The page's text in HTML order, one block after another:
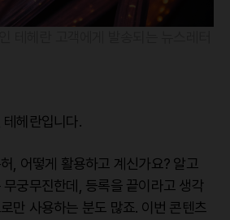
헤란입니다.
, 어떻게 활용하고 계신가요? 알고
궁무진한데, 등록을 끝이라고 생각
만 사용하는 분도 많죠. 이번 콘텐츠